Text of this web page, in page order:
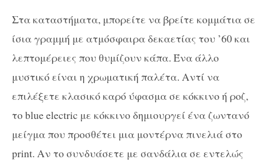
Στα καταστήματα, μπορείτε να βρείτε κομμάτια σε
ίσια γραμμή με ατμόσφαιρα δεκαετίας του ’60 και
λεπτομέρειες που θυμίζουν κάπα. Ένα άλλο
μυστικό είναι η χρωματική παλέτα. Αντί να
επιλέξετε κλασικό καρό ύφασμα σε κόκκινο ή ροζ,
το blue electric με κόκκινο δημιουργεί ένα ζωντανό
μείγμα που προσθέτει μια μοντέρνα πινελιά στο
print. Αν το συνδυάσετε με σανδάλια σε εντελώς